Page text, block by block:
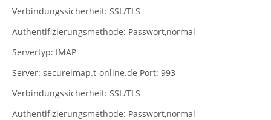
Verbindungssicherheit: SSL/TLS
Authentifizierungsmethode: Passwort,normal
Servertyp: IMAP
Server: secureimap.t-online.de Port: 993
Verbindungssicherheit: SSL/TLS
Authentifizierungsmethode: Passwort,normal